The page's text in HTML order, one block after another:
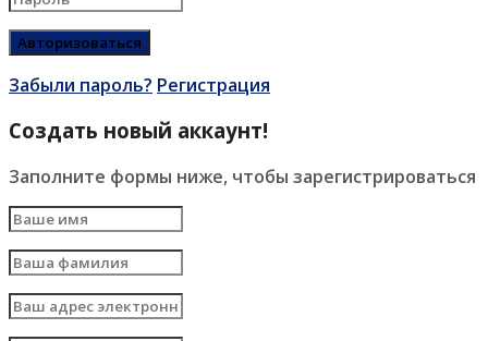
Забыли пароль? Регистрация
Создать новый аккаунт!
Заполните формы ниже, чтобы зарегистрироваться